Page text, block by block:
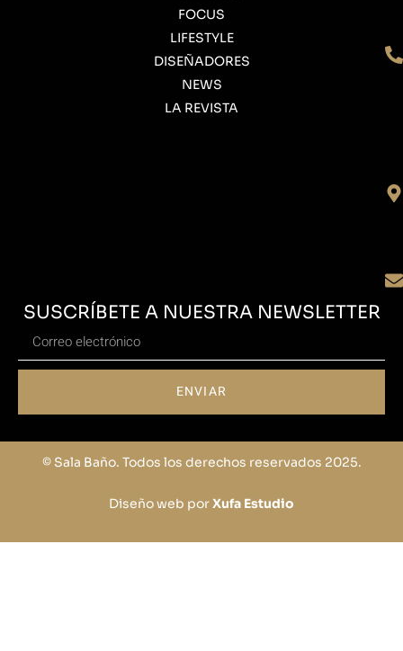
FOCUS
LIFESTYLE
DISEÑADORES
NEWS
LA REVISTA
SUSCRÍBETE A NUESTRA NEWSLETTER
ENVIAR
© Sala Baño. Todos los derechos reservados 2025.
Diseño web porXufa Estudio